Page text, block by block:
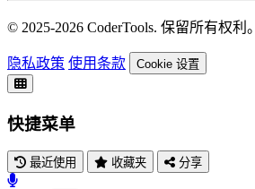
© 2025-2026 CoderTools. 保留所有权利。
隐私政策 使用条款 Cookie 设置
快捷菜单
最近使用 收藏夹 分享